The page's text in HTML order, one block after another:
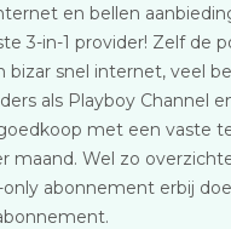
en bellen
3-in-1 provider! Zelf de
bizar snel internet, veel
als Playboy Channel
met een vaste
maand. Wel zo
abonnement erbij